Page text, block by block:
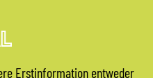
Erstinformation entweder